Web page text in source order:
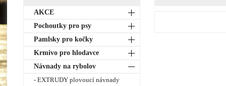
AKCE
Pochoutky pro psy
Pamlsky pro kočky
Krmivo pro hlodavce
Návnady na rybolov
- EXTRUDY plovoucí návnady